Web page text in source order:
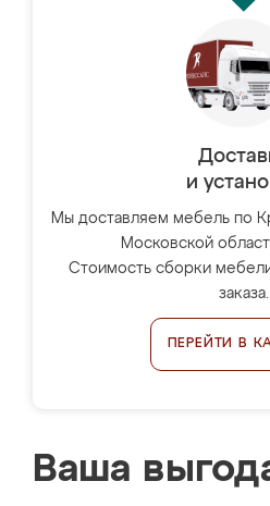
и
Мы доставляем мебель по
Московской
Стоимость сборки
заказа.
ПЕРЕЙТИ В
Ваша